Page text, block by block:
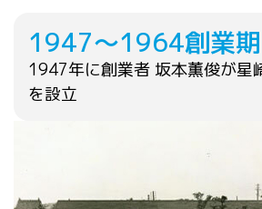
1947～1964創業期
1947年に創業者 坂本薫俊が星
を設立